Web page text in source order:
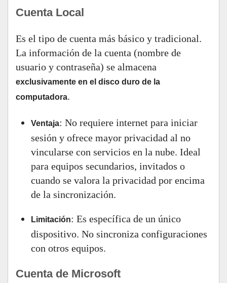
Cuenta Local
Es el tipo de cuenta más básico y tradicional.
La información de la cuenta (nombre de
usuario y contraseña) se almacena
exclusivamente en el disco duro de la
computadora.
Ventaja: No requiere internet para iniciar
sesión y ofrece mayor privacidad al no
vincularse con servicios en la nube. Ideal
para equipos secundarios, invitados o
cuando se valora la privacidad por encima
de la sincronización.
Limitación: Es específica de un único
dispositivo. No sincroniza configuraciones
con otros equipos.
Cuenta de Microsoft